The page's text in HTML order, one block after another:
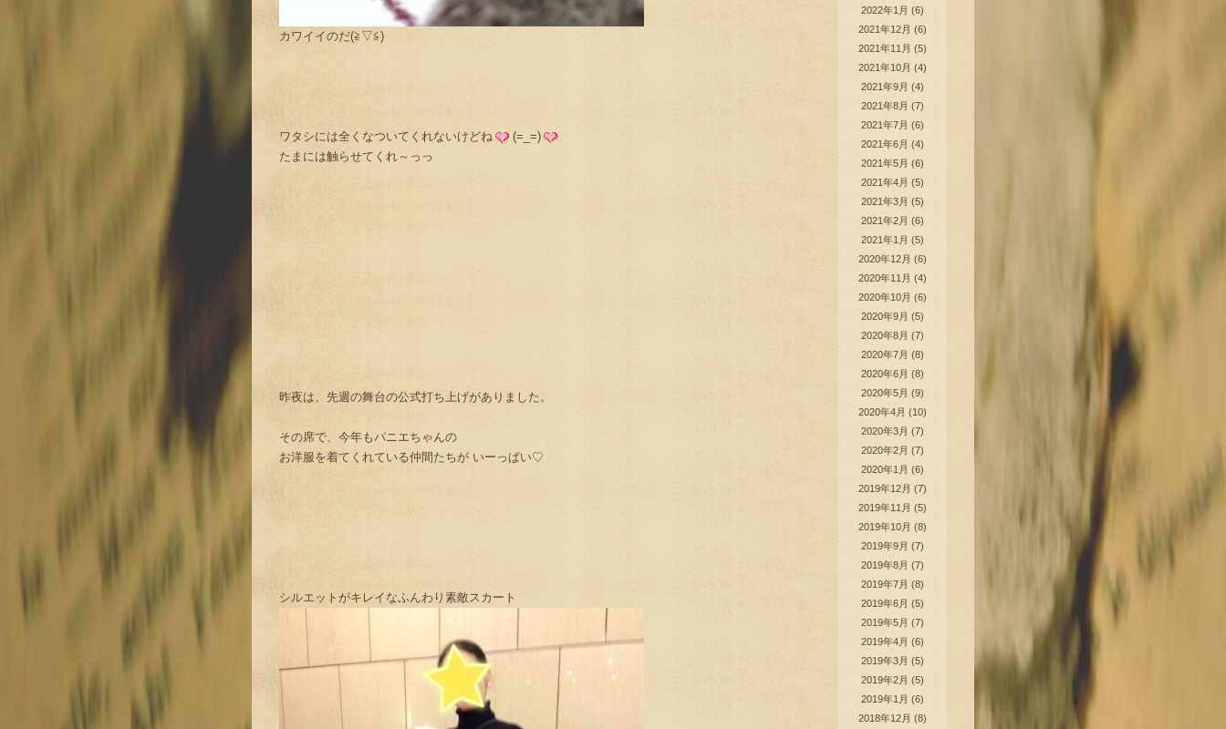
カワイイのだ(≧▽≦)
ワタシには全くなついてくれないけどね
(=_=)
たまには触らせてくれ～っっ
昨夜は、先週の舞台の公式打ち上げがありました。
その席で、今年もパニエちゃんの
お洋服を着てくれている仲間たちが いーっぱい♡
シルエットがキレイなふんわり素敵スカート
2022年1月 (6)
2021年12月 (6)
2021年11月 (5)
2021年10月 (4)
2021年9月 (4)
2021年8月 (7)
2021年7月 (6)
2021年6月 (4)
2021年5月 (6)
2021年4月 (5)
2021年3月 (5)
2021年2月 (6)
2021年1月 (5)
2020年12月 (6)
2020年11月 (4)
2020年10月 (6)
2020年9月 (5)
2020年8月 (7)
2020年7月 (8)
2020年6月 (8)
2020年5月 (9)
2020年4月 (10)
2020年3月 (7)
2020年2月 (7)
2020年1月 (6)
2019年12月 (7)
2019年11月 (5)
2019年10月 (8)
2019年9月 (7)
2019年8月 (7)
2019年7月 (8)
2019年6月 (5)
2019年5月 (7)
2019年4月 (6)
2019年3月 (5)
2019年2月 (5)
2019年1月 (6)
2018年12月 (8)